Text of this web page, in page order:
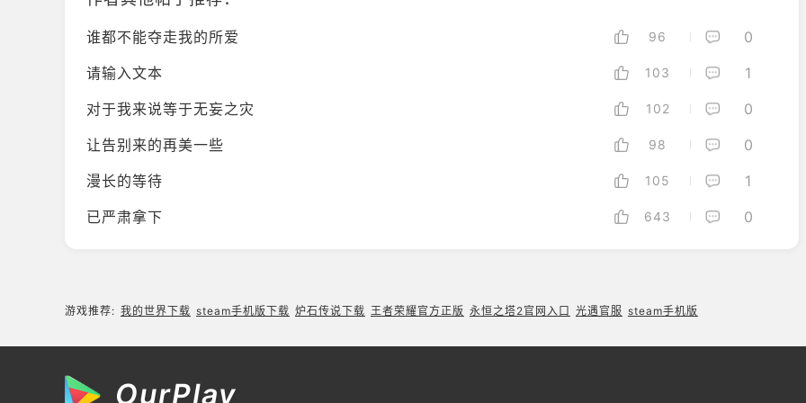
谁都不能夺走我的所爱 96
0
请输入文本
103
1
对于我来说等于无妄之灾
102
0
让告别来的再美一些
98
0
漫长的等待
105
1
已严肃拿下
643 0
游戏推荐: 我的世界下载 steam手机版下载 炉石传说下载 王者荣耀官方正版 永恒之塔2官网入口 光遇官服 steam手机版
OurPlay